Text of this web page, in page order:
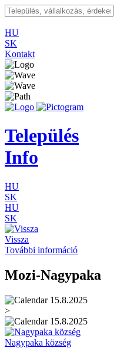
HU
SK
Kontakt
Település
Info
HU
SK
HU
SK
Vissza
További információ
Mozi-Nagypaka
15.8.2025
>
15.8.2025
Nagypaka község